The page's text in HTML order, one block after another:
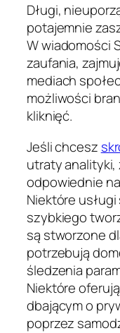
Długi,
potajemnie
W wiadomości
zaufania,
mediach
możliwości
kliknięć.
Jeśli chcesz
utraty
odpowiednie
Niektóre
szybkiego
są stworzone
potrzebują
śledzenia
Niektóre
dbającym o
poprzez